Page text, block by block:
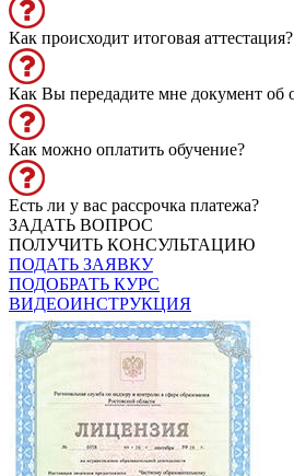
Как происходит итоговая аттестация?
Как Вы передадите мне документ об
Как можно оплатить обучение?
Есть ли у вас рассрочка платежа?
ЗАДАТЬ ВОПРОС
ПОЛУЧИТЬ КОНСУЛЬТАЦИЮ
ПОДАТЬ ЗАЯВКУ
ПОДОБРАТЬ КУРС
ВИДЕОИНСТРУКЦИЯ